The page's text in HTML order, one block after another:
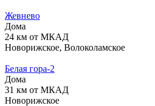
Жевнево
Дома
24 км от МКАД
Новорижское, Волоколамское
Белая гора-2
Дома
31 км от МКАД
Новорижское